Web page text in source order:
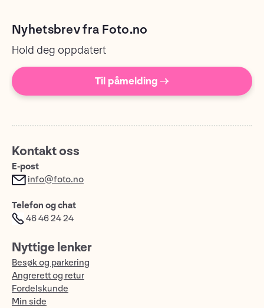
Nyhetsbrev fra Foto.no
Hold deg oppdatert
Til påmelding →
Kontakt oss
E-post
info@foto.no
Telefon og chat
46 46 24 24
Nyttige lenker
Besøk og parkering
Angrerett og retur
Fordelskunde
Min side